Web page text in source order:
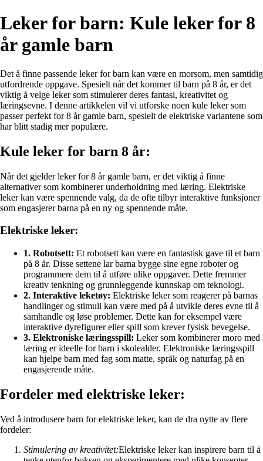
Leker for barn: Kule leker for 8
år gamle barn
Det å finne passende leker for barn kan være en morsom, men samtidig
utfordrende oppgave. Spesielt når det kommer til barn på 8 år, er det
viktig å velge leker som stimulerer deres fantasi, kreativitet og
læringsevne. I denne artikkelen vil vi utforske noen kule leker som
passer perfekt for 8 år gamle barn, spesielt de elektriske variantene som
har blitt stadig mer populære.
Kule leker for barn 8 år:
Når det gjelder leker for 8 år gamle barn, er det viktig å finne
alternativer som kombinerer underholdning med læring. Elektriske
leker kan være spennende valg, da de ofte tilbyr interaktive funksjoner
som engasjerer barna på en ny og spennende måte.
Elektriske leker:
1. Robotsett: Et robotsett kan være en fantastisk gave til et barn
på 8 år. Disse settene lar barna bygge sine egne roboter og
programmere dem til å utføre ulike oppgaver. Dette fremmer
kreativ tenkning og grunnleggende kunnskap om teknologi.
2. Interaktive leketøy: Elektriske leker som reagerer på barnas
handlinger og stimuli kan være med på å utvikle deres evne til å
samhandle og løse problemer. Dette kan for eksempel være
interaktive dyrefigurer eller spill som krever fysisk bevegelse.
3. Elektroniske læringsspill: Leker som kombinerer moro med
læring er ideelle for barn i skolealder. Elektroniske læringsspill
kan hjelpe barn med fag som matte, språk og naturfag på en
engasjerende måte.
Fordeler med elektriske leker:
Ved å introdusere barn for elektriske leker, kan de dra nytte av flere
fordeler:
Stimulering av kreativitet:Elektriske leker kan inspirere barn til å